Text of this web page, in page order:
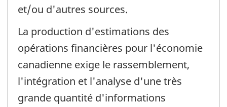
et/ou d'autres sources.
La production d'estimations des
opérations financières pour l'économie
canadienne exige le rassemblement,
l'intégration et l'analyse d'une très
grande quantité d'informations